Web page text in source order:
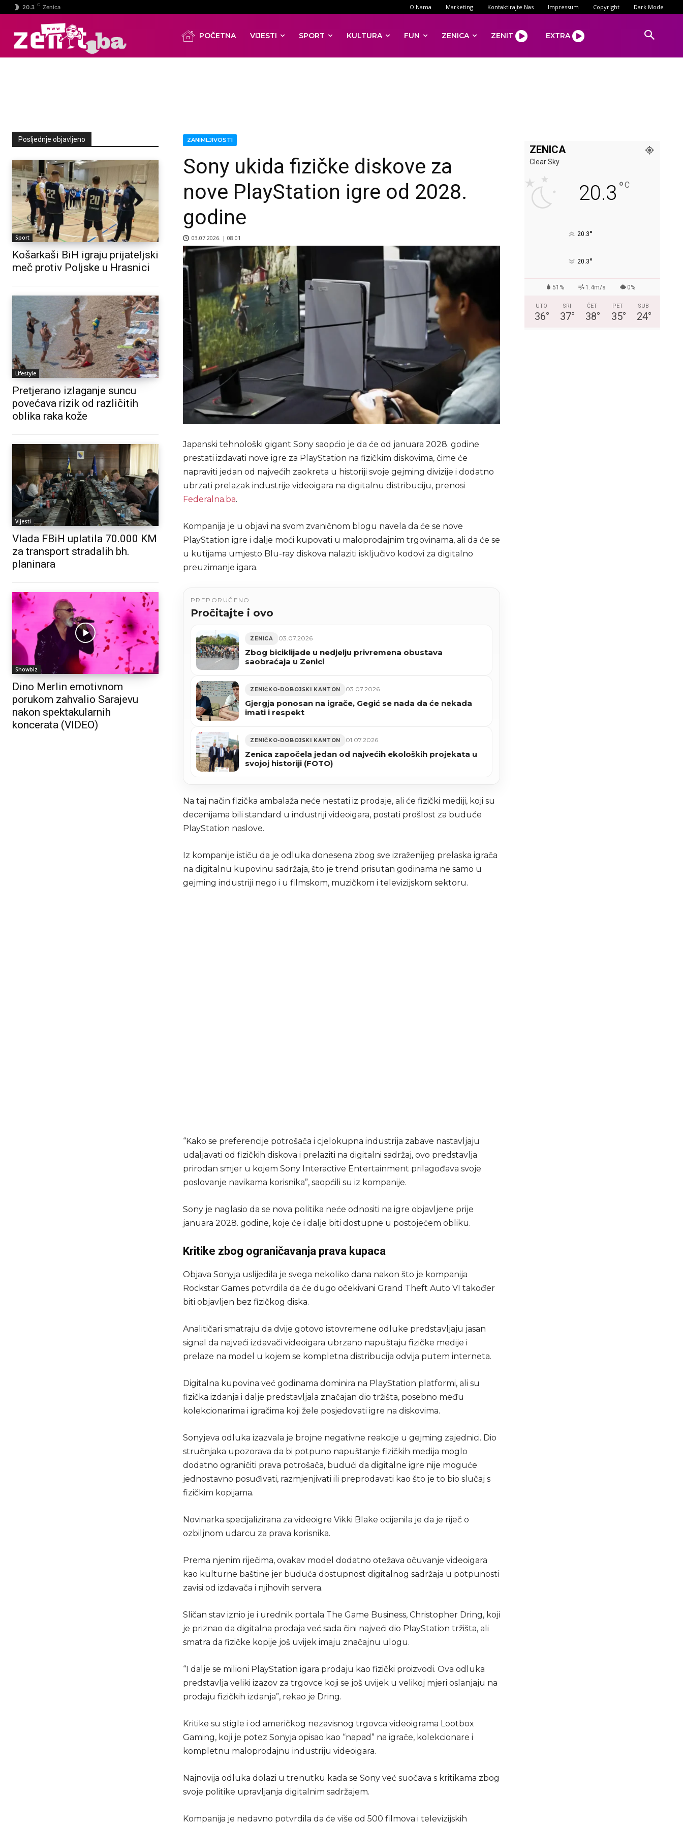
20.3 C Zenica O Nama Marketing Kontaktirajte Nas Impressum Copyright Dark Mode
POČETNA VIJESTI SPORT KULTURA FUN ZENICA ZENIT EXTRA
Posljednje objavljeno
Sport
Košarkaši BiH igraju prijateljski
meč protiv Poljske u Hrasnici
Lifestyle
Pretjerano izlaganje suncu
povećava rizik od različitih
oblika raka kože
Vijesti
Vlada FBiH uplatila 70.000 KM
za transport stradalih bh.
planinara
Showbiz
Dino Merlin emotivnom
porukom zahvalio Sarajevu
nakon spektakularnih
koncerata (VIDEO)
ZANIMLJIVOSTI
Sony ukida fizičke diskove za
nove PlayStation igre od 2028.
godine
03.07.2026. | 08:01
Japanski tehnološki gigant Sony saopćio je da će od januara 2028. godine
prestati izdavati nove igre za PlayStation na fizičkim diskovima, čime će
napraviti jedan od najvećih zaokreta u historiji svoje gejming divizije i dodatno
ubrzati prelazak industrije videoigara na digitalnu distribuciju, prenosi
Federalna.ba.
Kompanija je u objavi na svom zvaničnom blogu navela da će se nove
PlayStation igre i dalje moći kupovati u maloprodajnim trgovinama, ali da će se
u kutijama umjesto Blu-ray diskova nalaziti isključivo kodovi za digitalno
preuzimanje igara.
PREPORUČENO
Pročitajte i ovo
ZENICA 03.07.2026
Zbog biciklijade u nedjelju privremena obustava
saobraćaja u Zenici
ZENIČKO-DOBOJSKI KANTON 03.07.2026
Gjergja ponosan na igrače, Gegić se nada da će nekada
imati i respekt
ZENIČKO-DOBOJSKI KANTON 01.07.2026
Zenica započela jedan od najvećih ekoloških projekata u
svojoj historiji (FOTO)
Na taj način fizička ambalaža neće nestati iz prodaje, ali će fizički mediji, koji su
decenijama bili standard u industriji videoigara, postati prošlost za buduće
PlayStation naslove.
Iz kompanije ističu da je odluka donesena zbog sve izraženijeg prelaska igrača
na digitalnu kupovinu sadržaja, što je trend prisutan godinama ne samo u
gejming industriji nego i u filmskom, muzičkom i televizijskom sektoru.
“Kako se preferencije potrošača i cjelokupna industrija zabave nastavljaju
udaljavati od fizičkih diskova i prelaziti na digitalni sadržaj, ovo predstavlja
prirodan smjer u kojem Sony Interactive Entertainment prilagođava svoje
poslovanje navikama korisnika”, saopćili su iz kompanije.
Sony je naglasio da se nova politika neće odnositi na igre objavljene prije
januara 2028. godine, koje će i dalje biti dostupne u postojećem obliku.
Kritike zbog ograničavanja prava kupaca
Objava Sonyja uslijedila je svega nekoliko dana nakon što je kompanija
Rockstar Games potvrdila da će dugo očekivani Grand Theft Auto VI također
biti objavljen bez fizičkog diska.
Analitičari smatraju da dvije gotovo istovremene odluke predstavljaju jasan
signal da najveći izdavači videoigara ubrzano napuštaju fizičke medije i
prelaze na model u kojem se kompletna distribucija odvija putem interneta.
Digitalna kupovina već godinama dominira na PlayStation platformi, ali su
fizička izdanja i dalje predstavljala značajan dio tržišta, posebno među
kolekcionarima i igračima koji žele posjedovati igre na diskovima.
Sonyjeva odluka izazvala je brojne negativne reakcije u gejming zajednici. Dio
stručnjaka upozorava da bi potpuno napuštanje fizičkih medija moglo
dodatno ograničiti prava potrošača, budući da digitalne igre nije moguće
jednostavno posuđivati, razmjenjivati ili preprodavati kao što je to bio slučaj s
fizičkim kopijama.
Novinarka specijalizirana za videoigre Vikki Blake ocijenila je da je riječ o
ozbiljnom udarcu za prava korisnika.
Prema njenim riječima, ovakav model dodatno otežava očuvanje videoigara
kao kulturne baštine jer buduća dostupnost digitalnog sadržaja u potpunosti
zavisi od izdavača i njihovih servera.
Sličan stav iznio je i urednik portala The Game Business, Christopher Dring, koji
je priznao da digitalna prodaja već sada čini najveći dio PlayStation tržišta, ali
smatra da fizičke kopije još uvijek imaju značajnu ulogu.
“I dalje se milioni PlayStation igara prodaju kao fizički proizvodi. Ova odluka
predstavlja veliki izazov za trgovce koji se još uvijek u velikoj mjeri oslanjaju na
prodaju fizičkih izdanja”, rekao je Dring.
Kritike su stigle i od američkog nezavisnog trgovca videoigrama Lootbox
Gaming, koji je potez Sonyja opisao kao “napad” na igrače, kolekcionare i
kompletnu maloprodajnu industriju videoigara.
Najnovija odluka dolazi u trenutku kada se Sony već suočava s kritikama zbog
svoje politike upravljanja digitalnim sadržajem.
Kompanija je nedavno potvrdila da će više od 500 filmova i televizijskih
ZENICA
Clear Sky
20.3 °C
20.3°
20.3°
51% 1.4m/s 0%
UTO
36°
SRI
37°
ČET
38°
PET
35°
SUB
24°